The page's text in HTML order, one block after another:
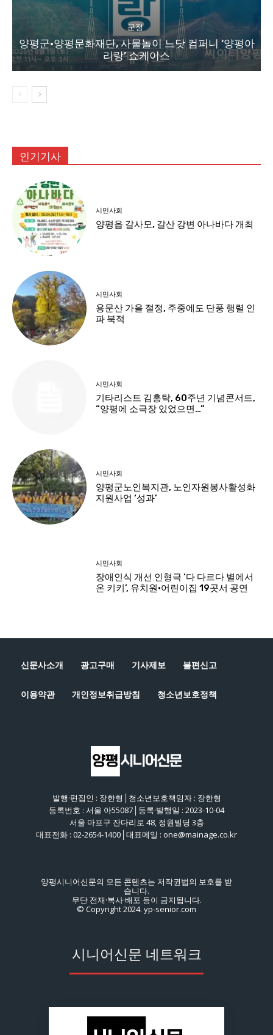
신문사소개 광고구매 기사제보 불편신고
이용약관 개인정보취급방침 청소년보호정책
발행·편집인 : 장한형│청소년보호책임자 : 장한형
등록번호 : 서울 아55087│등록·발행일 : 2023-10-04
서울 마포구 잔다리로 48, 정원빌딩 3층
대표전화 : 02-2654-1400│대표메일 : one@mainage.co.kr
양평시니어신문의 모든 콘텐츠는 저작권법의 보호를 받
습니다.
무단 전재·복사·배포 등이 금지됩니다.
© Copyright 2024. yp-senior.com
시니어신문 네트워크